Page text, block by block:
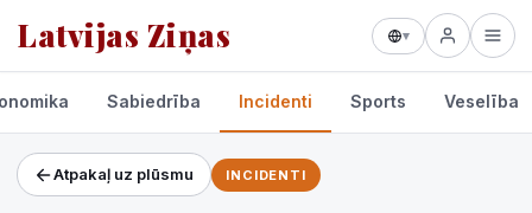
Latvijas Ziņas ▾
Projekti un pakalpojumi
Sabiedrība Incidenti Sports Veselība
Atpakaļ uz plūsmu INCIDENTI